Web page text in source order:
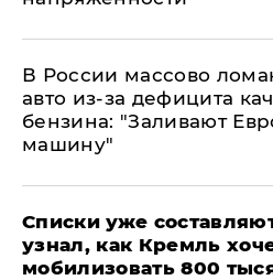
В России массово
авто из-за дефицита
бензина: "Заливают
машину"
Списки уже
узнал, как Кремль
мобилизовать 800